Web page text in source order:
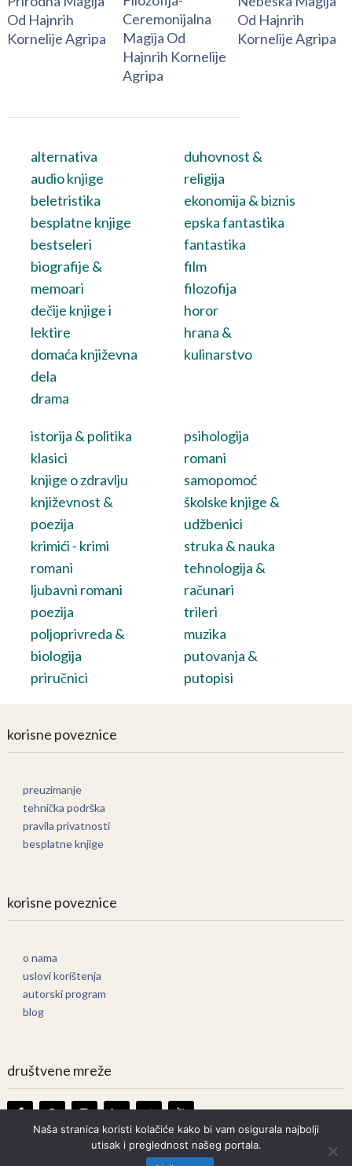
Od Hajnrih
Kornelije Agripa
Ceremonijalna
Magija Od
Hajnrih Kornelije
Agripa
Od Hajnrih
Kornelije Agripa
alternativa
audio knjige
beletristika
besplatne knjige
bestseleri
biografije &
memoari
dečije knjige i
lektire
domaća književna
dela
drama
duhovnost &
religija
ekonomija & biznis
epska fantastika
fantastika
film
filozofija
horor
hrana &
kulinarstvo
istorija & politika
klasici
knjige o zdravlju
književnost &
poezija
krimići - krimi
romani
ljubavni romani
poezija
poljoprivreda &
biologija
priručnici
psihologija
romani
samopomoć
školske knjige &
udžbenici
struka & nauka
tehnologija &
računari
trileri
muzika
putovanja &
putopisi
korisne poveznice
preuzimanje
tehnička podrška
pravila privatnosti
besplatne knjige
korisne poveznice
o nama
uslovi korištenja
autorski program
blog
društvene mreže
Knjige OnlineCopyright © 2026.
Naša stranica koristi kolačiće kako bi vam osigurala najbolji
utisak i preglednost našeg portala.